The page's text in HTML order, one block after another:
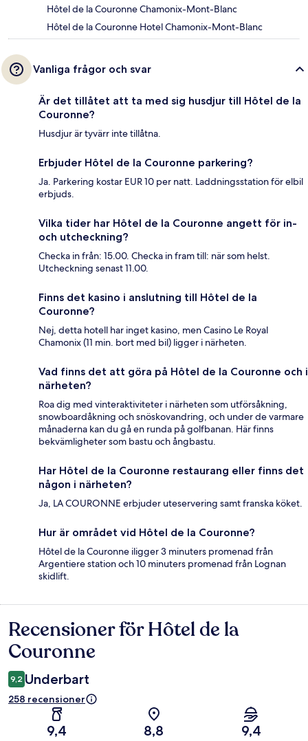
Hôtel de la Couronne Chamonix-Mont-Blanc
Hôtel de la Couronne Hotel Chamonix-Mont-Blanc
Vanliga frågor och svar
Är det tillåtet att ta med sig husdjur till Hôtel de la
Couronne?
Husdjur är tyvärr inte tillåtna.
Erbjuder Hôtel de la Couronne parkering?
Ja. Parkering kostar EUR 10 per natt. Laddningsstation för elbil
erbjuds.
Vilka tider har Hôtel de la Couronne angett för in-
och utcheckning?
Checka in från: 15.00. Checka in fram till: när som helst.
Utcheckning senast 11.00.
Finns det kasino i anslutning till Hôtel de la
Couronne?
Nej, detta hotell har inget kasino, men Casino Le Royal
Chamonix (11 min. bort med bil) ligger i närheten.
Vad finns det att göra på Hôtel de la Couronne och i
närheten?
Roa dig med vinteraktiviteter i närheten som utförsåkning,
snowboardåkning och snöskovandring, och under de varmare
månaderna kan du gå en runda på golfbanan. Här finns
bekvämligheter som bastu och ångbastu.
Har Hôtel de la Couronne restaurang eller finns det
någon i närheten?
Ja, LA COURONNE erbjuder uteservering samt franska köket.
Hur är området vid Hôtel de la Couronne?
Hôtel de la Couronne iligger 3 minuters promenad från
Argentiere station och 10 minuters promenad från Lognan
skidlift.
Recensioner
Recensioner för Hôtel de la
Couronne
9,2 Underbart
258 recensioner
9,4 8,8 9,4